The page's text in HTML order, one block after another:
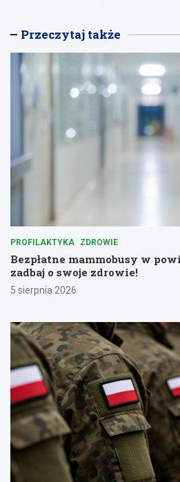
Przeczytaj także
PROFILAKTYKA ZDROWIE
Bezpłatne mammobusy w
zadbaj o swoje zdrowie!
5 sierpnia 2026